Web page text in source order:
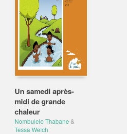
Un samedi après-
midi de grande
chaleur
Nombulelo Thabane &
Tessa Welch